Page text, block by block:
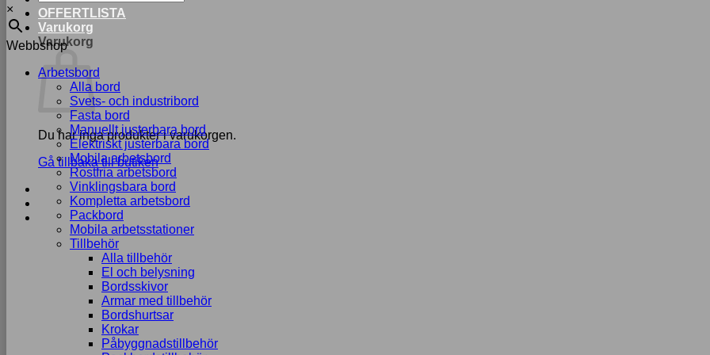
OFFERTLISTA
Varukorg
Varukorg
Du har inga produkter i varukorgen.
Gå tillbaka till butiken
×
Webbshop
Arbetsbord
Alla bord
Svets- och industribord
Fasta bord
Manuellt justerbara bord
Elektriskt justerbara bord
Mobila arbetsbord
Rostfria arbetsbord
Vinklingsbara bord
Kompletta arbetsbord
Packbord
Mobila arbetsstationer
Tillbehör
Alla tillbehör
El och belysning
Bordsskivor
Armar med tillbehör
Bordshurtsar
Krokar
Påbyggnadstillbehör